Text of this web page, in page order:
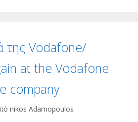
της Vodafone/
at the Vodafone
company
nikos Adamopoulos